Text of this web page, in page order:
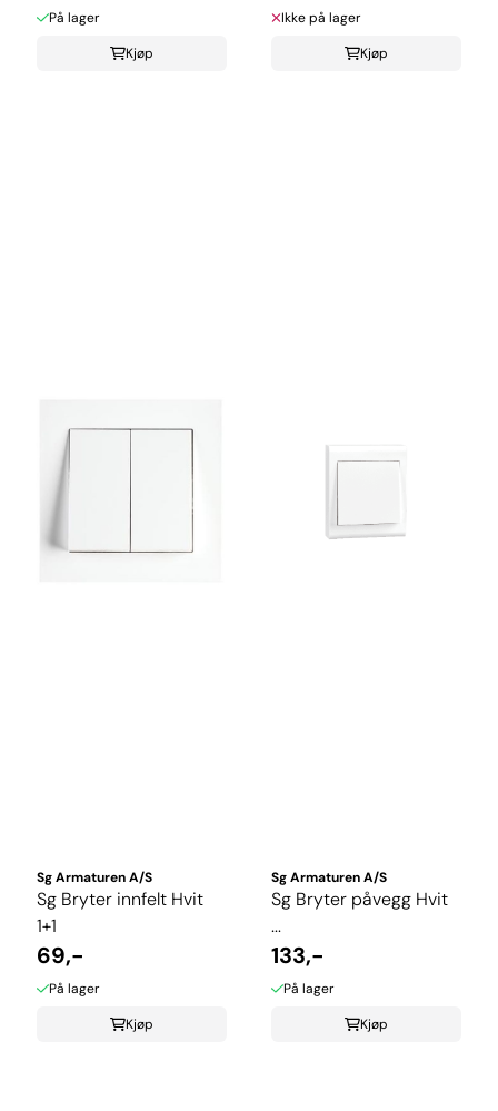
På lager
Kjøp
Ikke på lager
Kjøp
Sg Armaturen A/S
Sg Bryter innfelt Hvit
1+1
69,-
På lager
Kjøp
Sg Armaturen A/S
Sg Bryter påvegg Hvit
...
133,-
På lager
Kjøp